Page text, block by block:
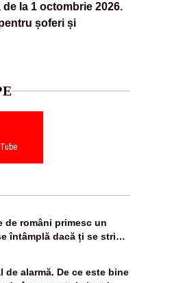
la 1 octombrie 2026.
șoferi și
de români primesc un
întâmplă dacă ți se strică
de alarmă. De ce este bine